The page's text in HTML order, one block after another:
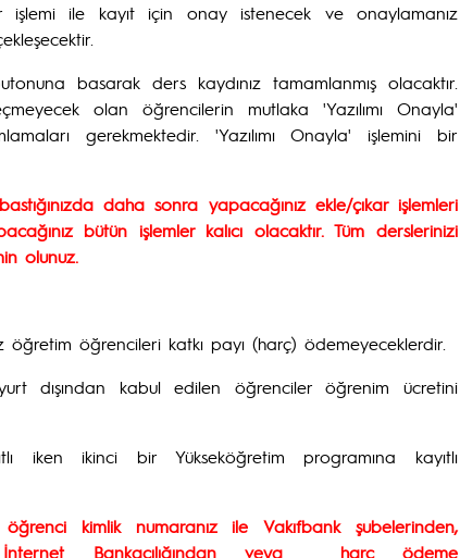
işlemi ile kayıt için onay istenecek ve onaylamanız
basarak ders kaydınız tamamlanmış olacaktır.
olan öğrencilerin mutlaka 'Yazılımı Onayla'
gerekmektedir. 'Yazılımı Onayla' işlemini bir
daha sonra yapacağınız ekle/çıkar işlemleri
bütün işlemler kalıcı olacaktır. Tüm derslerinizi
olunuz.
öğrencileri katkı payı (harç) ödemeyeceklerdir.
dışından kabul edilen öğrenciler öğrenim ücretini
iken ikinci bir Yükseköğretim programına kayıtlı
kimlik numaranız ile Vakıfbank şubelerinden,
İnternet Bankacılığından veya harç ödeme